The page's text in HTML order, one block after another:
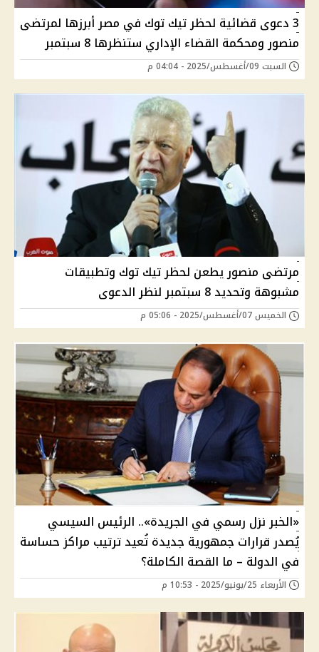
3 دعوى قضائية لحظر تيك توك في مصر أبرزها لمرتضى
منصور ومحكمة القضاء الإداري ستنظرها 8 سبتمبر
السبت 09/أغسطس/2025 - 04:04 م
مرتضى منصور يطعن لحظر تيك توك وتطبيقات
مشبوهة وتحديد 8 سبتمبر لنظر الدعوى
الخميس 07/أغسطس/2025 - 05:06 م
«الخبر نزل رسمي في الجريدة».. الرئيس السيسي
يُصدر قرارات جمهورية جديدة تُعيد ترتيب مراكز حساسة
في الدولة – ما القصة الكاملة؟
الأربعاء 25/يونيو/2025 - 10:53 م